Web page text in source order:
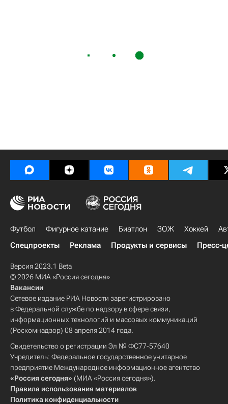
Футбол Фигурное катание Биатлон ЗОЖ Хоккей
Спецпроекты
Реклама Продукты и сервисы Пресс-
Версия 2023.1 Beta
© 2026 МИА «Россия сегодня»
Вакансии
Сетевое издание РИА Новости зарегистрировано
в Федеральной службе по надзору в сфере связи,
информационных технологий и массовых коммуникаций
(Роскомнадзор) 08 апреля 2014 года.
Свидетельство о регистрации Эл № ФС77-57640
Учредитель: Федеральное государственное унитарное
предприятие Международное информационное агентство
«Россия сегодня» (МИА «Россия сегодня»).
Правила использования материалов
Политика конфиденциальности